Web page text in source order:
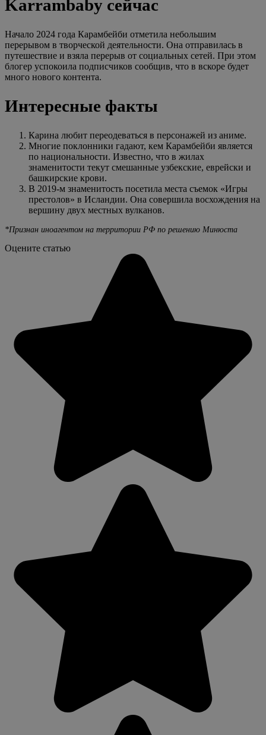
Karrambaby сейчас
Начало 2024 года Карамбейби отметила небольшим
перерывом в творческой деятельности. Она отправилась в
путешествие и взяла перерыв от социальных сетей. При этом
блогер успокоила подписчиков сообщив, что в вскоре будет
много нового контента.
Интересные факты
Карина любит переодеваться в персонажей из аниме.
Многие поклонники гадают, кем Карамбейби является
по национальности. Известно, что в жилах
знаменитости текут смешанные узбекские, еврейски и
башкирские крови.
В 2019-м знаменитость посетила места съемок «Игры
престолов» в Исландии. Она совершила восхождения на
вершину двух местных вулканов.
*Признан иноагентом на территории РФ по решению Минюста
Оцените статью